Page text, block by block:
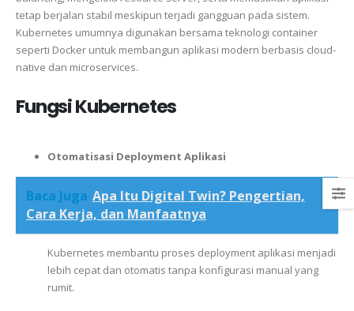
tetap berjalan stabil meskipun terjadi gangguan pada sistem.
Kubernetes umumnya digunakan bersama teknologi container
seperti Docker untuk membangun aplikasi modern berbasis cloud-
native dan microservices.
Fungsi Kubernetes
Otomatisasi Deployment Aplikasi
Baca Juga Apa Itu Digital Twin? Pengertian,
Cara Kerja, dan Manfaatnya
Kubernetes membantu proses deployment aplikasi menjadi
lebih cepat dan otomatis tanpa konfigurasi manual yang
rumit.